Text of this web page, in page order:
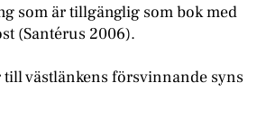
som är tillgänglig som bok med
(Santérus 2006).
västlänkens försvinnande syns